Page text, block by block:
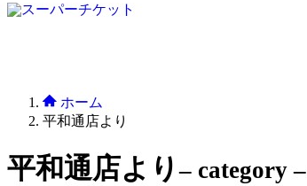
ホーム
平和通店より
平和通店より– category –